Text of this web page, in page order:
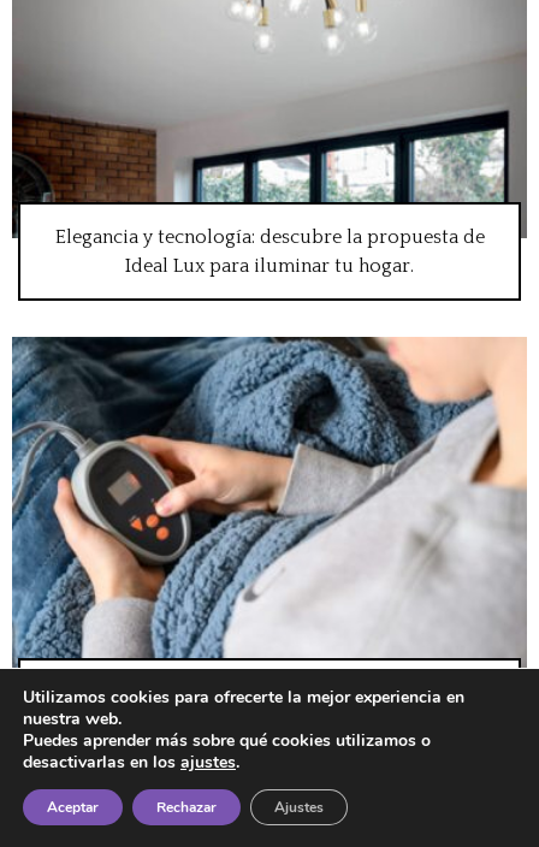
Elegancia y tecnología: descubre la propuesta de
Ideal Lux para iluminar tu hogar.
Las mejores mantas eléctricas para calentarse en
Utilizamos cookies para ofrecerte la mejor experiencia en
nuestra web.
Puedes aprender más sobre qué cookies utilizamos o
desactivarlas en los ajustes.
Aceptar Rechazar Ajustes